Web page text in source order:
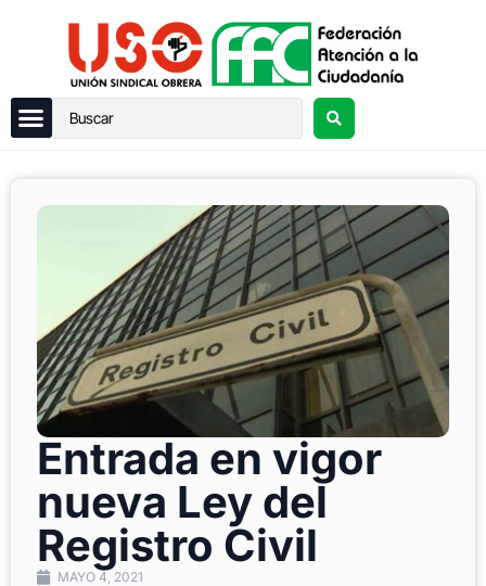
Entrada en vigor
nueva Ley del
Registro Civil
MAYO 4, 2021